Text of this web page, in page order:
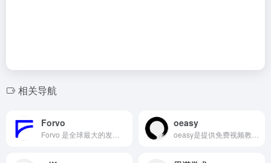
相关导航
Forvo oeasy